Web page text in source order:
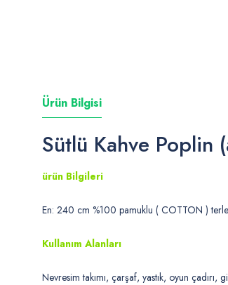
Ürün Bilgisi
Sütlü Kahve Poplin
ürün Bilgileri
En: 240 cm %100 pamuklu ( COTTON )
Kullanım Alanları
Nevresim takımı, çarşaf, yastık, oyun